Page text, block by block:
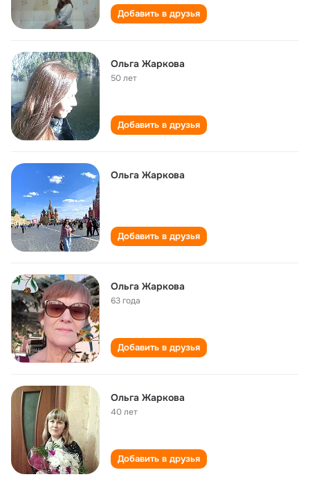
Добавить в друзья
Ольга Жаркова
50 лет
Добавить в друзья
Ольга Жаркова
Добавить в друзья
Ольга Жаркова
63 года
Добавить в друзья
Ольга Жаркова
40 лет
Добавить в друзья